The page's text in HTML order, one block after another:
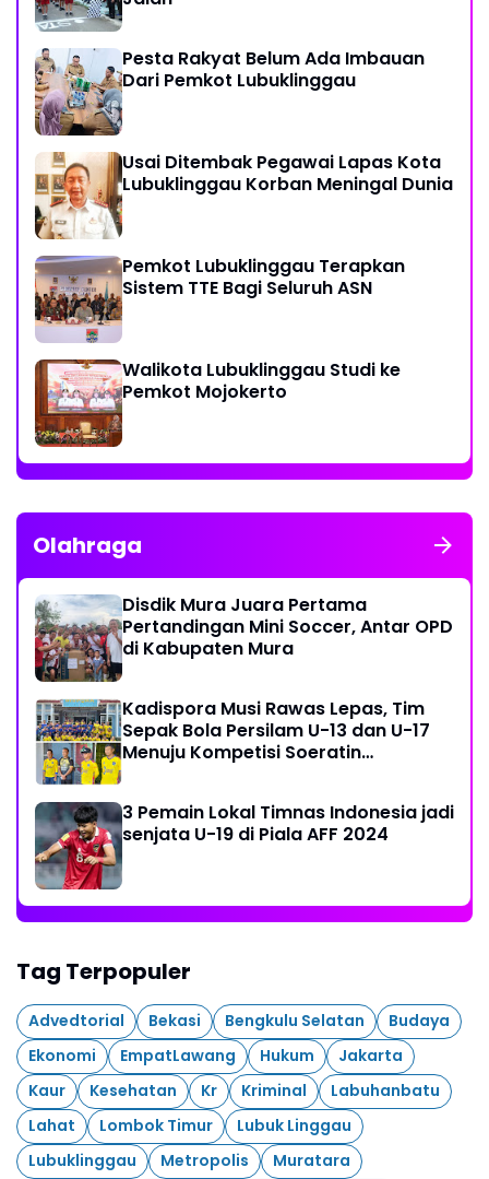
Pesta Rakyat Belum Ada Imbauan
Dari Pemkot Lubuklinggau
Usai Ditembak Pegawai Lapas Kota
Lubuklinggau Korban Meningal Dunia
Pemkot Lubuklinggau Terapkan
Sistem TTE Bagi Seluruh ASN
Walikota Lubuklinggau Studi ke
Pemkot Mojokerto
Olahraga
Disdik Mura Juara Pertama
Pertandingan Mini Soccer, Antar OPD
di Kabupaten Mura
Kadispora Musi Rawas Lepas, Tim
Sepak Bola Persilam U-13 dan U-17
Menuju Kompetisi Soeratin
3 Pemain Lokal Timnas Indonesia jadi
senjata U-19 di Piala AFF 2024
Tag Terpopuler
Advedtorial Bekasi Bengkulu Selatan
Budaya
Ekonomi
EmpatLawang Hukum
Jakarta
Kaur
Kesehatan Kr Kriminal
Labuhanbatu
Lahat
Lombok Timur
Lubuk Linggau
Lubuklinggau
Metropolis
Muratara